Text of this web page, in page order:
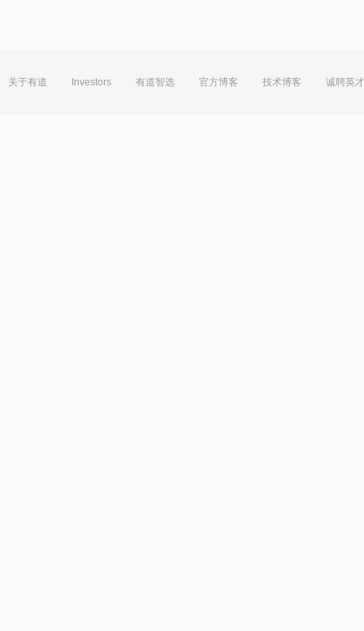
关于有道 Investors 有道智选 官方博客 技术博客 诚聘英才